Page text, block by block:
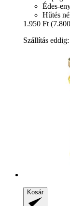
Édes-
Hűtés
1.950 Ft
Szállítás
Kosár